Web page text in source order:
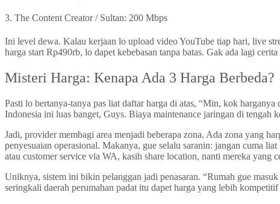
3. The Content Creator / Sultan: 200 Mbps
Ini level dewa. Kalau kerjaan lo upload video YouTube tiap hari, live
harga start Rp490rb, lo dapet kebebasan tanpa batas. Gak ada lagi
Misteri Harga: Kenapa Ada 3 Harga Berbeda?
Pasti lo bertanya-tanya pas liat daftar harga di atas, “Min, kok
Indonesia ini luas banget, Guys. Biaya maintenance jaringan di tengah
Jadi, provider membagi area menjadi beberapa zona. Ada zona yang
penyesuaian operasional. Makanya, gue selalu saranin: jangan cuma
atau customer service via WA, kasih share location, nanti mereka yang
Uniknya, sistem ini bikin pelanggan jadi penasaran. “Rumah gue
seringkali daerah perumahan padat itu dapet harga yang lebih